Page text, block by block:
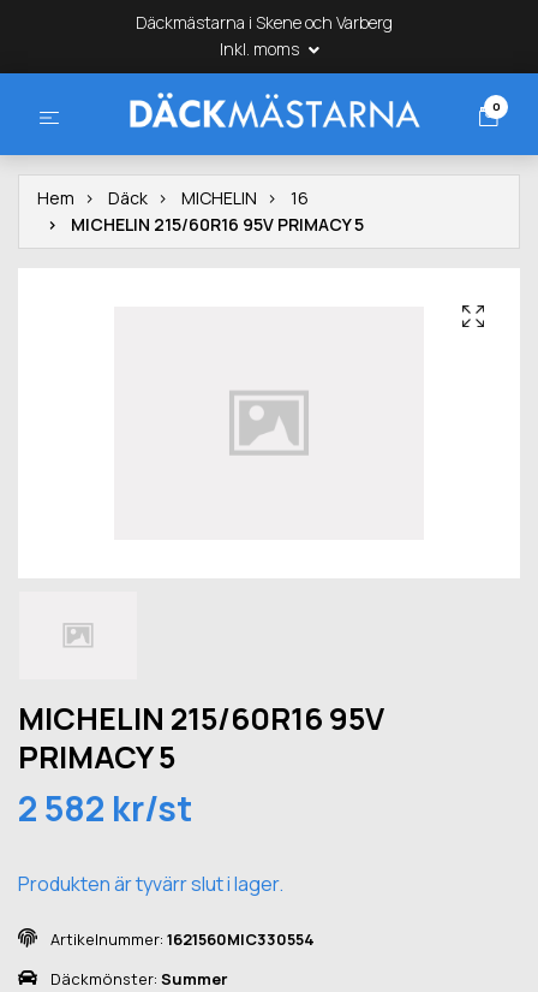
Däckmästarna i Skene och Varberg
Inkl. moms
0
Hem Däck MICHELIN
16
MICHELIN 215/60R16 95V PRIMACY 5
MICHELIN 215/60R16 95V
PRIMACY 5
2 582 kr/st
Produkten är tyvärr slut i lager.
Artikelnummer: 1621560MIC330554
Däckmönster: Summer